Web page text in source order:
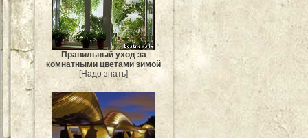
Правильный уход за
комнатными цветами зимой
[Надо знать]